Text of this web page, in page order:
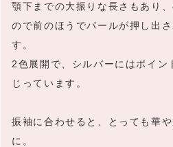
顎下までの大振りな長さもあり
ので前のほうでパールが押し出
す。
2色展開で、シルバーにはポイン
じっています。
振袖に合わせると、とっても華
に。